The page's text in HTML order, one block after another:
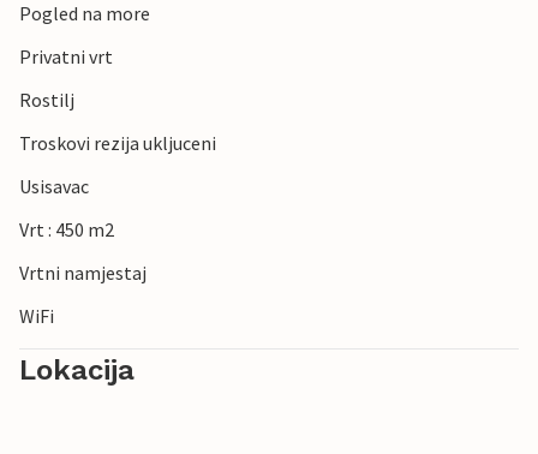
Pogled na more
Privatni vrt
Rostilj
Troskovi rezija ukljuceni
Usisavac
Vrt : 450 m2
Vrtni namjestaj
WiFi
Lokacija